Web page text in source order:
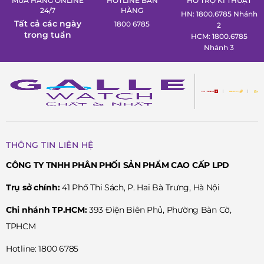
24/7
Tất cả các ngày
trong tuần
HÀNG
1800 6785
HN: 1800.6785 Nhánh
2
HCM: 1800.6785
Nhánh 3
THÔNG TIN LIÊN HỆ
CÔNG TY TNHH PHÂN PHỐI SẢN PHẨM CAO CẤP LPD
Trụ sở chính:41 Phố Thi Sách, P. Hai Bà Trưng, Hà Nội
Chi nhánh TP.HCM:393 Điện Biên Phủ, Phường Bàn Cờ,
TPHCM
Hotline: 1800 6785